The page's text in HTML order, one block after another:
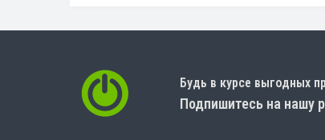
Будь в курсе выгодных
Подпишитесь на нашу